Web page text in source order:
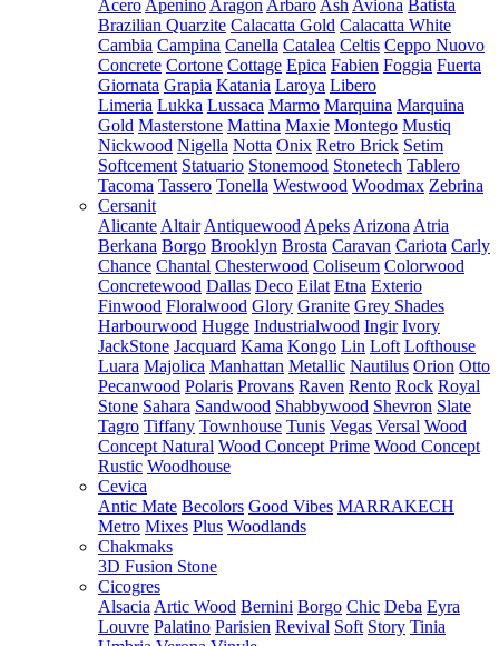
Acero Apenino Aragon Arbaro Ash Aviona Batista
Brazilian Quarzite Calacatta Gold Calacatta White
Cambia Campina Canella Catalea Celtis Ceppo Nuovo
Concrete Cortone Cottage Epica Fabien Foggia Fuerta
Giornata Grapia Katania Laroya Libero
Limeria Lukka Lussaca Marmo Marquina Marquina
Gold Masterstone Mattina Maxie Montego Mustiq
Nickwood Nigella Notta Onix Retro Brick Setim
Softcement Statuario Stonemood Stonetech Tablero
Tacoma Tassero Tonella Westwood Woodmax Zebrina
Cersanit
Alicante Altair Antiquewood Apeks Arizona Atria
Berkana Borgo Brooklyn Brosta Caravan Cariota Carly
Chance Chantal Chesterwood Coliseum Colorwood
Concretewood Dallas Deco Eilat Etna Exterio
Finwood Floralwood Glory Granite Grey Shades
Harbourwood Hugge Industrialwood Ingir Ivory
JackStone Jacquard Kama Kongo Lin Loft Lofthouse
Luara Majolica Manhattan Metallic Nautilus Orion Otto
Pecanwood Polaris Provans Raven Rento Rock Royal
Stone Sahara Sandwood Shabbywood Shevron Slate
Tagro Tiffany Townhouse Tunis Vegas Versal Wood
Concept Natural Wood Concept Prime Wood Concept
Rustic Woodhouse
Cevica
Antic Mate Becolors Good Vibes MARRAKECH
Metro Mixes Plus Woodlands
Chakmaks
3D Fusion Stone
Cicogres
Alsacia Artic Wood Bernini Borgo Chic Deba Eyra
Louvre Palatino Parisien Revival Soft Story Tinia